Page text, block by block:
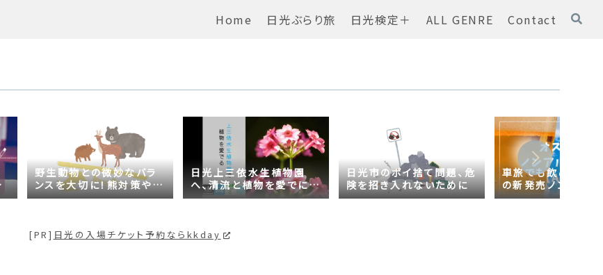
Home 日光ぶらり旅 日光検定＋ ALL GENRE Contact
野生動物との微妙なバラ
ンスを大切に！熊対策や日
光の自然が学べるスポッ
日光上三依水生植物園
へ、清流と植物を愛でに
【プチ日光】
日光市のポイ捨て問題、危
険を招き入れないために
車旅でも飲める！オ
の新発売ノンアルコ
ール【AsahiZERO
[PR] 日光の入場チケット予約ならkkday